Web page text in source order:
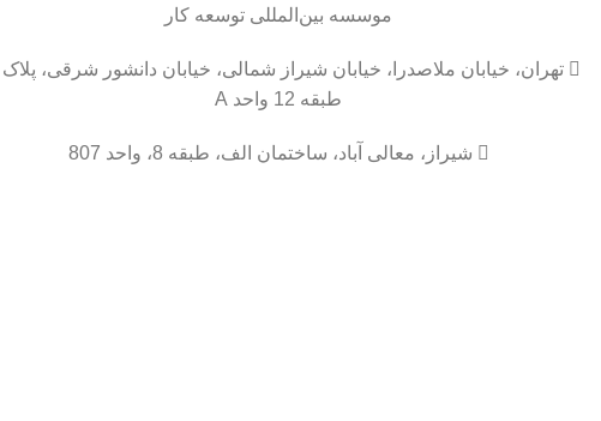
موسسه بین‌المللی توسعه کار

طبقه 12 واحد A
 شیراز، معالی آباد، ساختمان الف، طبقه 8، واحد 807